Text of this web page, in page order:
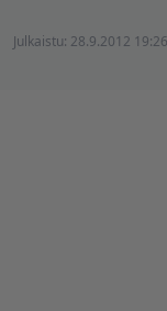
Julkaistu: 28.9.2012 19:26